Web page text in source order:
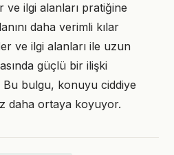
ve ilgi alanları pratiğine
daha verimli kılar
ve ilgi alanları ile uzun
güçlü bir ilişki
bulgu, konuyu ciddiye
daha ortaya koyuyor.